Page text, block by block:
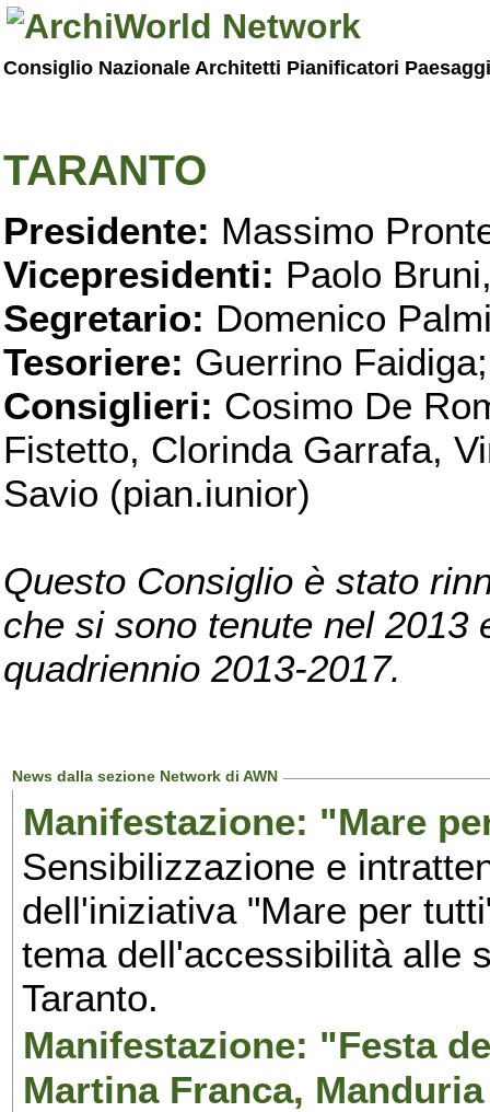
Consiglio Nazionale Architetti Pianificatori
TARANTO
Presidente: Massimo
Vicepresidenti: Paolo
Segretario: Domenico
Tesoriere: Guerrino Faidiga;
Consiglieri: Cosimo De
Fistetto, Clorinda Garrafa,
Savio (pian.iunior)
Questo Consiglio è stato
che si sono tenute nel 2013
quadriennio 2013-2017.
News dalla sezione Network di AWN
Manifestazione: "Mare
Sensibilizzazione e
dell'iniziativa "Mare per
tema dell'accessibilità alle
Taranto.
Manifestazione: "Festa
Martina Franca,